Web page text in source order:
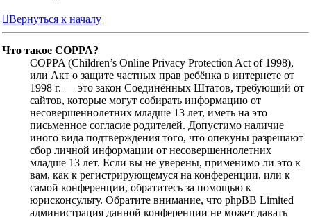
Вернуться к началу
Что такое COPPA?
COPPA (Children’s Online Privacy Protection Act of 1998),
или Акт о защите частных прав ребёнка в интернете от
1998 г. — это закон Соединённых Штатов, требующий от
сайтов, которые могут собирать информацию от
несовершеннолетних младше 13 лет, иметь на это
письменное согласие родителей. Допустимо наличие
иного вида подтверждения того, что опекуны разрешают
сбор личной информации от несовершеннолетних
младше 13 лет. Если вы не уверены, применимо ли это к
вам, как к регистрирующемуся на конференции, или к
самой конференции, обратитесь за помощью к
юрисконсульту. Обратите внимание, что phpBB Limited
администрация данной конференции не может давать